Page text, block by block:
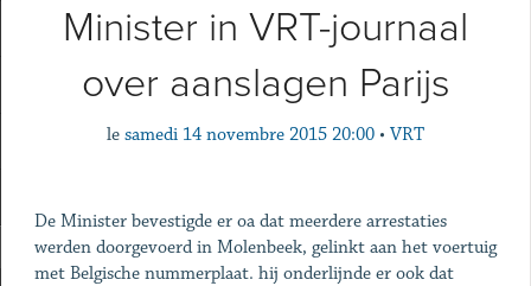
Minister in VRT-journaal
over aanslagen Parijs
le samedi 14 novembre 2015 20:00 • VRT
De Minister bevestigde er oa dat meerdere arrestaties
werden doorgevoerd in Molenbeek, gelinkt aan het voertuig
met Belgische nummerplaat. hij onderlijnde er ook dat